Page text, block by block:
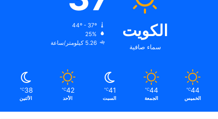
الكويت
سماء صافية
25%
5.26 كيلومتر/ساعة
44
℃
الخميس
44
℃
الجمعة
41
℃
السبت
42
℃
الأحد
38
℃
الأثنين